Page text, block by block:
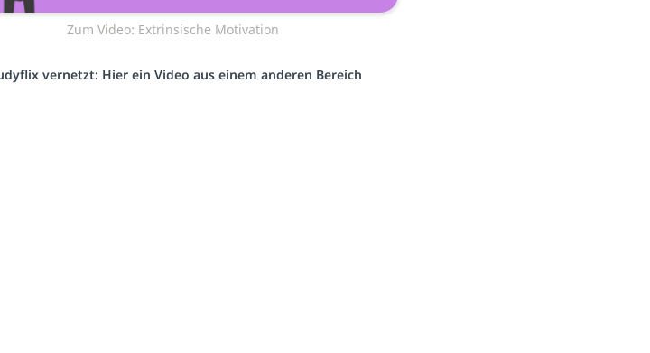
Zum Video: Extrinsische Motivation
vernetzt: Hier ein Video aus einem anderen Bereich